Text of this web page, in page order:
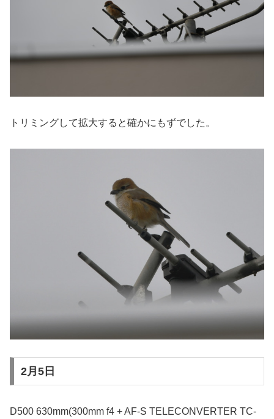
トリミングして拡大すると確かにもずでした。
2月5日
D500 630mm(300mm f4 + AF-S TELECONVERTER TC-